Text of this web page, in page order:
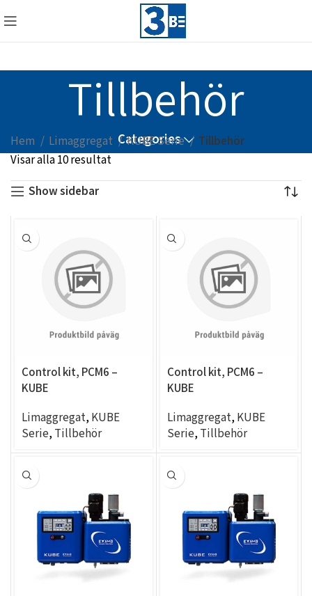
Tillbehör
Categories
Hem Limaggregat KUBE Serie
Tillbehör
Visar alla 10 resultat
Show sidebar
Control kit, PCM6 –
KUBE
Limaggregat, KUBE
Serie, Tillbehör
Control kit, PCM6 –
KUBE
Limaggregat, KUBE
Serie, Tillbehör